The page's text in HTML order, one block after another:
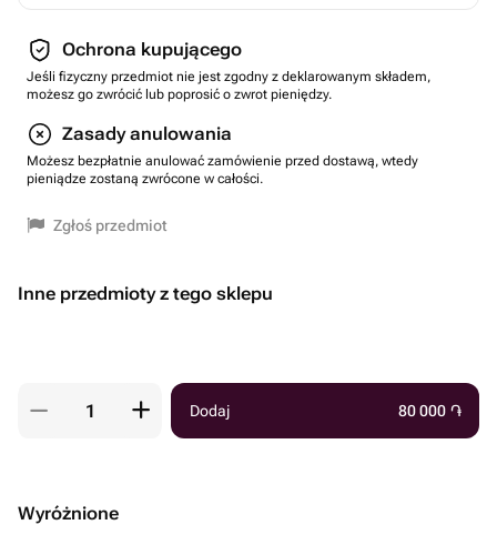
Ochrona kupującego
Jeśli fizyczny przedmiot nie jest zgodny z deklarowanym składem,
możesz go zwrócić lub poprosić o zwrot pieniędzy.
Zasady anulowania
Możesz bezpłatnie anulować zamówienie przed dostawą, wtedy
pieniądze zostaną zwrócone w całości.
Zgłoś przedmiot
Inne przedmioty z tego sklepu
Dodaj 80 000 ֏
Wyróżnione